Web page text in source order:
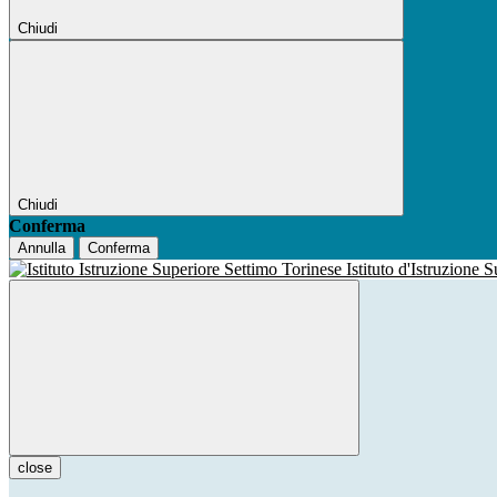
Chiudi
Chiudi
Conferma
Annulla Conferma
Istituto d'Istruzione
close